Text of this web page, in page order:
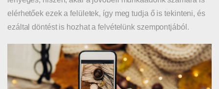
elérhetőek ezek a felületek, így meg tudja ő is tekinteni, és
ezáltal döntést is hozhat a felvételünk szempontjából.